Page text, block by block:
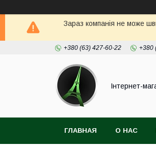
Зараз компанія не може
+380 (63) 427-60-22 +380
Інтернет-
ГЛАВНАЯ О НАС